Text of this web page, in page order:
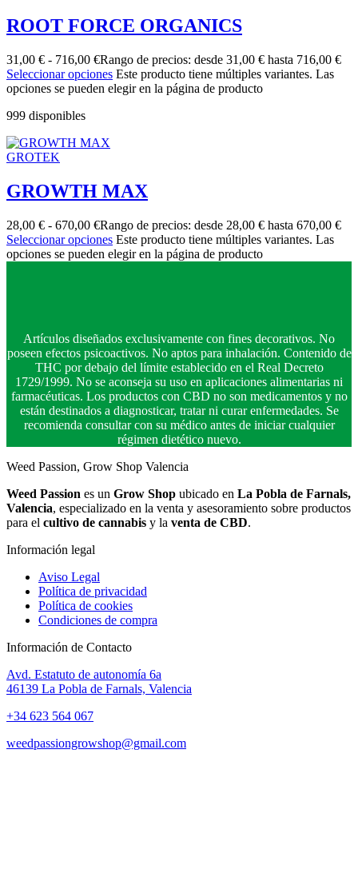
ROOT FORCE ORGANICS
31,00 € - 716,00 €Rango de precios: desde 31,00 € hasta 716,00 €
Seleccionar opciones Este producto tiene múltiples variantes. Las
opciones se pueden elegir en la página de producto
999 disponibles
GROTEK
GROWTH MAX
28,00 € - 670,00 €Rango de precios: desde 28,00 € hasta 670,00 €
Seleccionar opciones Este producto tiene múltiples variantes. Las
opciones se pueden elegir en la página de producto
Artículos diseñados exclusivamente con fines decorativos. No
poseen efectos psicoactivos. No aptos para inhalación. Contenido de
THC por debajo del límite establecido en el Real Decreto
1729/1999. No se aconseja su uso en aplicaciones alimentarias ni
farmacéuticas. Los productos con CBD no son medicamentos y no
están destinados a diagnosticar, tratar ni curar enfermedades. Se
recomienda consultar con su médico antes de iniciar cualquier
régimen dietético nuevo.
Weed Passion, Grow Shop Valencia
Weed Passion es un Grow Shop ubicado en La Pobla de Farnals,
Valencia, especializado en la venta y asesoramiento sobre productos
para el cultivo de cannabis y la venta de CBD.
Información legal
Aviso Legal
Política de privacidad
Política de cookies
Condiciones de compra
Información de Contacto
Avd. Estatuto de autonomía 6a
46139 La Pobla de Farnals, Valencia
+34 623 564 067
weedpassiongrowshop@gmail.com